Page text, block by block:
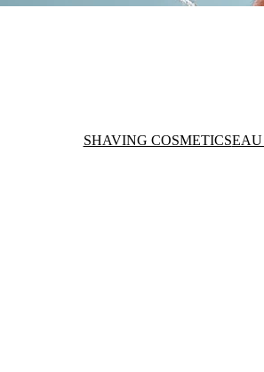
SHAVING COSMETICS